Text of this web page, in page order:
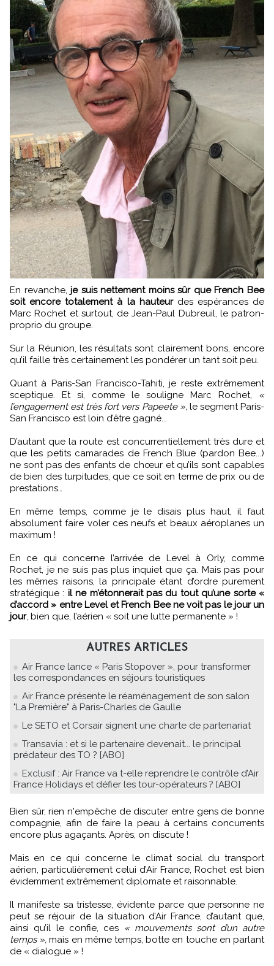
En revanche,je suis nettement moins sûr que French Bee
soit encore totalement à la hauteurdes espérances de
Marc Rochet et surtout, de Jean-Paul Dubreuil, le patron-
proprio du groupe.
Sur la Réunion, les résultats sont clairement bons, encore
qu’il faille très certainement les pondérer un tant soit peu.
Quant à Paris-San Francisco-Tahiti, je reste extrêmement
sceptique. Et si, comme le souligne Marc Rochet, «
l’engagement est très fort vers Papeete », le segment Paris-
San Francisco est loin d’être gagné...
D’autant que la route est concurrentiellement très dure et
que les petits camarades de French Blue (pardon Bee...)
ne sont pas des enfants de chœur et qu’ils sont capables
de bien des turpitudes, que ce soit en terme de prix ou de
prestations…
En même temps, comme je le disais plus haut, il faut
absolument faire voler ces neufs et beaux aéroplanes un
maximum !
En ce qui concerne l’arrivée de Level à Orly, comme
Rochet, je ne suis pas plus inquiet que ça. Mais pas pour
les mêmes raisons, la principale étant d’ordre purement
stratégique : il ne m’étonnerait pas du tout qu’une sorte «
d’accord » entre Level et French Bee ne voit pas le jour un
jour, bien que, l’aérien « soit une lutte permanente » !
AUTRES ARTICLES
Air France lance « Paris Stopover », pour transformer
les correspondances en séjours touristiques
Air France présente le réaménagement de son salon
"La Première" à Paris-Charles de Gaulle
Le SETO et Corsair signent une charte de partenariat
Transavia : et si le partenaire devenait... le principal
prédateur des TO ? [ABO]
Exclusif : Air France va t-elle reprendre le contrôle d’Air
France Holidays et défier les tour-opérateurs ? [ABO]
Bien sûr, rien n'empêche de discuter entre gens de bonne
compagnie, afin de faire la peau à certains concurrents
encore plus agaçants. Après, on discute !
Mais en ce qui concerne le climat social du transport
aérien, particulièrement celui d’Air France, Rochet est bien
évidemment extrêmement diplomate et raisonnable.
Il manifeste sa tristesse, évidente parce que personne ne
peut se réjouir de la situation d’Air France, d’autant que,
ainsi qu’il le confie, ces « mouvements sont d’un autre
temps », mais en même temps, botte en touche en parlant
de « dialogue » !